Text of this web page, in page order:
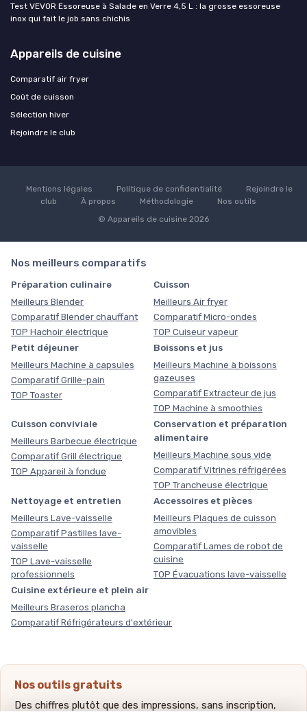
Test VEVOR Essoreuse à Salade en Verre 4,5 L : la grosse essoreuse
inox qui fait le job sans chichis
Appareils de cuisine
Comparatif air fryer
Coût de cuisson
Sélection hiver
Rejoindre le club
Mentions légales Politique de confidentialité
Rejoindre le
club
À propos Méthodologie
Nos outils
© Appareils de cuisine 2026
Nos meilleurs comparatifs
Préparation culinaire
Meilleurs Blender
Comparatif Blender chauffant
TOP Hachoir électrique
Cuisson
Meilleurs Air fryer
Comparatif Micro-ondes
TOP Cuiseur vapeur
Petit déjeuner
Meilleurs Machine à capsules
Comparatif Grille-pain
TOP Toaster
Boissons et jus
Meilleurs Machine à boissons
gazeuses
Comparatif Extracteur de jus
TOP Machine à smoothies
Cuisson conviviale
Meilleurs Barbecue électrique
Comparatif Grill électrique
TOP Appareil à fondue
Conservation et préparation
alimentaire
Meilleurs Machine sous vide
Comparatif Vitrines réfrigérées
TOP Trancheuse électrique
Nettoyage et entretien
Meilleurs Lave-vaisselle
Comparatif Pastilles lave-
vaisselle
TOP Lave-vaisselle
professionnels
Accessoires et pièces
Meilleurs Plaques de cuisson
amovibles
Comparatif Lames de robot de
cuisine
TOP Évacuations lave-vaisselle
Cuisine extérieure et plein air
Meilleurs Braseros plancha
Comparatif Réfrigérateurs d'extérieur
Nos outils gratuits
Des chiffres plutôt que des impressions, sans inscription,